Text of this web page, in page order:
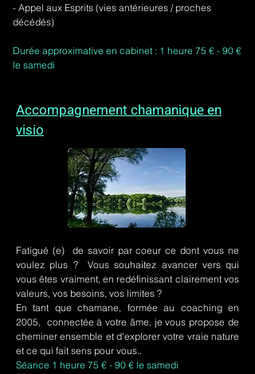
- Appel aux Esprits (vies antérieures / proches
décédés)
Durée approximative en cabinet : 1 heure 75 € - 90 €
le samedi
Accompagnement chamanique en
visio
Fatigué (e) de savoir par coeur ce dont vous ne
voulez plus ? Vous souhaitez avancer vers qui
vous êtes vraiment, en redéfinissant clairement vos
valeurs, vos besoins, vos limites ?
En tant que chamane, formée au coaching en
2005, connectée à votre âme, je vous propose de
cheminer ensemble et d'explorer votre vraie nature
et ce qui fait sens pour vous..
Séance 1 heure 75 € - 90 € le samedi